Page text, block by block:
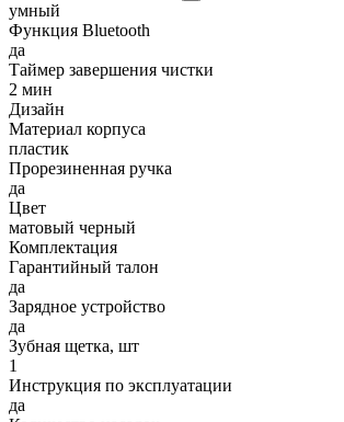
умный
Функция Bluetooth
да
Таймер завершения чистки
2 мин
Дизайн
Материал корпуса
пластик
Прорезиненная ручка
да
Цвет
матовый черный
Комплектация
Гарантийный талон
да
Зарядное устройство
да
Зубная щетка, шт
1
Инструкция по эксплуатации
да